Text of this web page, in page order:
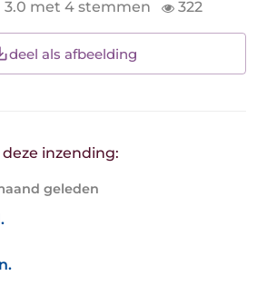
3.0 met 4 stemmen 322
deel als afbeelding
deze inzending:
geleden